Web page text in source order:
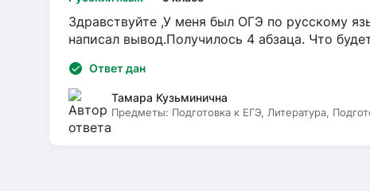
Здравствуйте ,У меня был ОГЭ по русскому
написал вывод.Получилось 4 абзаца. Что
Ответ дан
Тамара Кузьминична
Предметы: Подготовка к ЕГЭ, Литература,